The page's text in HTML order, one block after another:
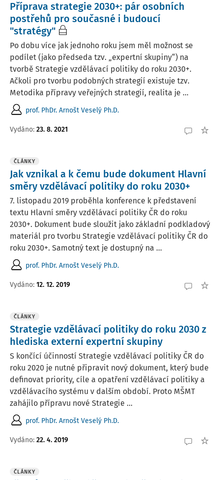
Příprava strategie 2030+: pár osobních
postřehů pro současné i budoucí
"stratégy"
Po dobu více jak jednoho roku jsem měl možnost se
podílet (jako předseda tzv. „expertní skupiny“) na
tvorbě Strategie vzdělávací politiky do roku 2030+.
Ačkoli pro tvorbu podobných strategií existuje tzv.
Metodika přípravy veřejných strategií, realita je ...
prof. PhDr. Arnošt Veselý Ph.D.
Vydáno: 23. 8. 2021
ČLÁNKY
Jak vznikal a k čemu bude dokument Hlavní
směry vzdělávací politiky do roku 2030+
7. listopadu 2019 proběhla konference k představení
textu Hlavní směry vzdělávací politiky ČR do roku
2030+. Dokument bude sloužit jako základní podkladový
materiál pro tvorbu Strategie vzdělávací politiky ČR do
roku 2030+. Samotný text je dostupný na ...
prof. PhDr. Arnošt Veselý Ph.D.
Vydáno: 12. 12. 2019
ČLÁNKY
Strategie vzdělávací politiky do roku 2030 z
hlediska externí expertní skupiny
S končící účinností Strategie vzdělávací politiky ČR do
roku 2020 je nutné připravit nový dokument, který bude
definovat priority, cíle a opatření vzdělávací politiky a
vzdělávacího systému v dalším období. Proto MŠMT
zahájilo přípravu nové Strategie ...
prof. PhDr. Arnošt Veselý Ph.D.
Vydáno: 22. 4. 2019
ČLÁNKY